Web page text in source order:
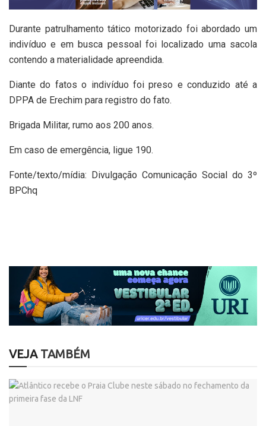
Durante patrulhamento tático motorizado foi abordado um
indivíduo e em busca pessoal foi localizado uma sacola
contendo a materialidade apreendida.
Diante do fatos o indivíduo foi preso e conduzido até a
DPPA de Erechim para registro do fato.
Brigada Militar, rumo aos 200 anos.
Em caso de emergência, ligue 190.
Fonte/texto/mídia: Divulgação Comunicação Social do 3º
BPChq
VEJATAMBÉM